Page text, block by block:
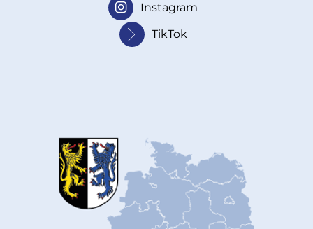
Instagram
TikTok